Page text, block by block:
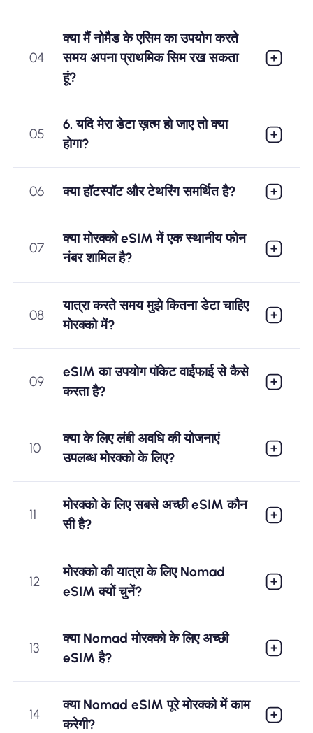
04
क्या मैं नोमैड के एसिम का उपयोग करते
समय अपना प्राथमिक सिम रख सकता
हूं?
05
6. यदि मेरा डेटा ख़त्म हो जाए तो क्या
होगा?
06 क्या हॉटस्पॉट और टेथरिंग समर्थित है?
07
क्या मोरक्को eSIM में एक स्थानीय फोन
नंबर शामिल है?
08
यात्रा करते समय मुझे कितना डेटा चाहिए
मोरक्को में?
09
eSIM का उपयोग पॉकेट वाईफाई से कैसे
करता है?
10
क्या के लिए लंबी अवधि की योजनाएं
उपलब्ध मोरक्को के लिए?
11
मोरक्को के लिए सबसे अच्छी eSIM कौन
सी है?
12
मोरक्को की यात्रा के लिए Nomad
eSIM क्यों चुनें?
13
क्या Nomad मोरक्को के लिए अच्छी
eSIM है?
14
क्या Nomad eSIM पूरे मोरक्को में काम
करेगी?